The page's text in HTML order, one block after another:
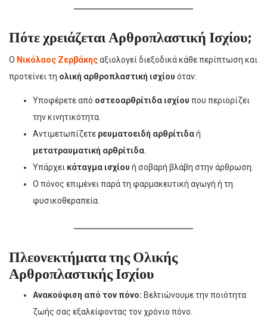
Πότε χρειάζεται Αρθροπλαστική Ισχίου;
Ο Νικόλαος Ζερβάκηςαξιολογεί διεξοδικά κάθε περίπτωση και
προτείνει τη ολική αρθροπλαστική ισχίου όταν:
Υποφέρετε από οστεοαρθρίτιδα ισχίου που περιορίζει
την κινητικότητα.
Αντιμετωπίζετε ρευματοειδή αρθρίτιδαή
μετατραυματική αρθρίτιδα.
Υπάρχει κάταγμα ισχίου ή σοβαρή βλάβη στην άρθρωση.
Ο πόνος επιμένει παρά τη φαρμακευτική αγωγή ή τη
φυσικοθεραπεία.
Πλεονεκτήματα της Ολικής
Αρθροπλαστικής Ισχίου
Ανακούφιση από τον πόνο: Βελτιώνουμε την ποιότητα
ζωής σας εξαλείφοντας τον χρόνιο πόνο.